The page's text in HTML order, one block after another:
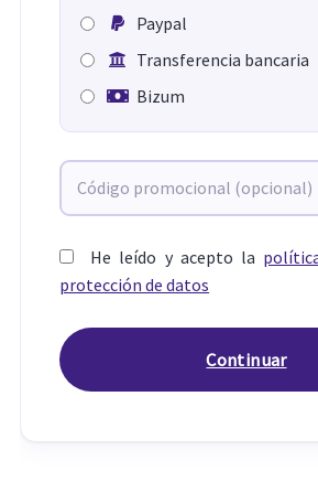
Paypal
Transferencia bancaria
Bizum
He leído y acepto la
protección de datos